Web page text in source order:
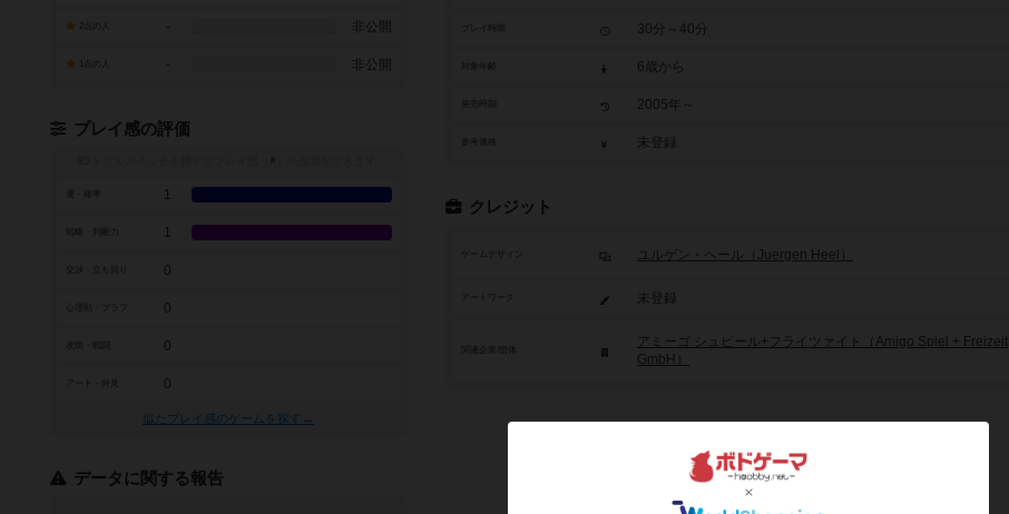
30分～40分
6歳から
2005年～
参考価格 未登録
クレジット
ゲームデザイン ユルゲン・ヘール（Juergen Heel）
アートワーク 未登録
アミーゴ シュピール+フライツァイト（Amigo Spiel + Freizeit
GmbH）
- 非公開
- 非公開
プレイ感の評価
※
1
戦略・判断力 1
0
0
0
アート・外見 0
似たプレイ感のゲームを探す→
データに関する報告